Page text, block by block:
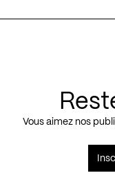
Vous aimez nos